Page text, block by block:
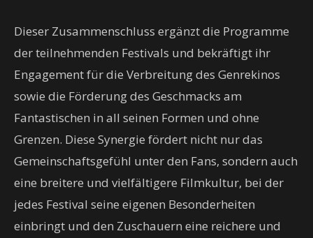
Dieser Zusammenschluss ergänzt die Programme
der teilnehmenden Festivals und bekräftigt ihr
Engagement für die Verbreitung des Genrekinos
sowie die Förderung des Geschmacks am
Fantastischen in all seinen Formen und ohne
Grenzen. Diese Synergie fördert nicht nur das
Gemeinschaftsgefühl unter den Fans, sondern auch
eine breitere und vielfältigere Filmkultur, bei der
jedes Festival seine eigenen Besonderheiten
einbringt und den Zuschauern eine reichere und